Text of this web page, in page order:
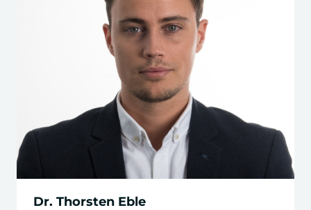
Dr. Thorsten Eble